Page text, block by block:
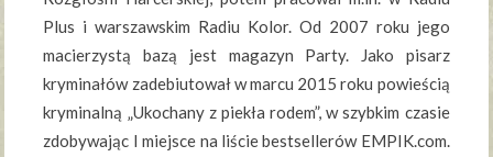
Plus i warszawskim Radiu Kolor. Od 2007 roku jego
macierzystą bazą jest magazyn Party. Jako pisarz
kryminałów zadebiutował w marcu 2015 roku powieścią
kryminalną „Ukochany z piekła rodem”, w szybkim czasie
zdobywając I miejsce na liście bestsellerów EMPIK.com.